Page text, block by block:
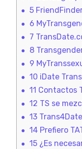
5
6
7
8
9
10 iDate
11 Contactos
12 TS se
13Trans4Date
14Prefiero
15¿Es